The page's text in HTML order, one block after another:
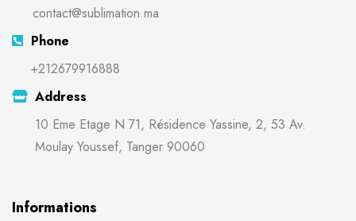
contact@sublimation.ma
Phone
+212679916888
Address
10 Eme Etage N 71, Résidence Yassine, 2, 53 Av.
Moulay Youssef, Tanger 90060
Informations